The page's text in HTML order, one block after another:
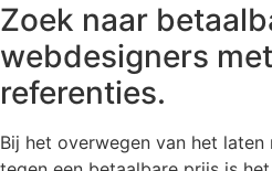
Zoek naar
webdesigners
referenties.
Bij het overwegen van het